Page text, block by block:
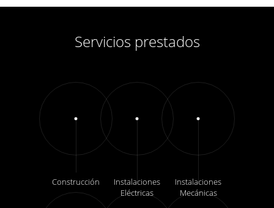
Servicios prestados
Construcción
Instalaciones
Eléctricas
Instalaciones
Mecánicas